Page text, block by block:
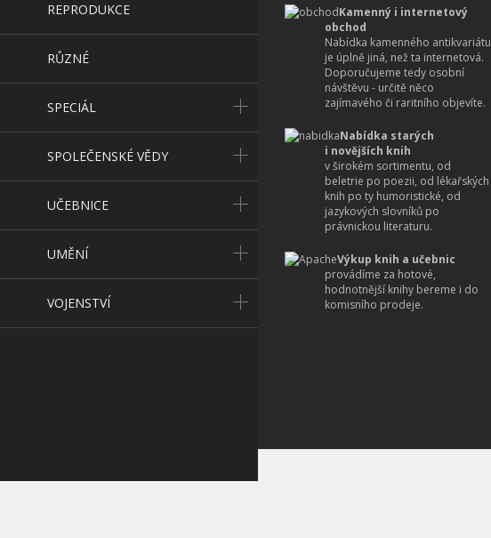
REPRODUKCE
RŮZNÉ
SPECIÁL
SPOLEČENSKÉ VĚDY
UČEBNICE
UMĚNÍ
VOJENSTVÍ
Kamenný i internetový
obchod
Nabídka kamenného antikvariátu
je úplně jiná, než ta internetová.
Doporučujeme tedy osobní
návštěvu - určitě něco
zajímavého či raritního objevíte.
Nabídka starých
i novějších knih
v širokém sortimentu, od
beletrie po poezii, od lékařských
knih po ty humoristické, od
jazykových slovníků po
právnickou literaturu.
Výkup knih a učebnic
provádíme za hotové,
hodnotnější knihy bereme i do
komisního prodeje.